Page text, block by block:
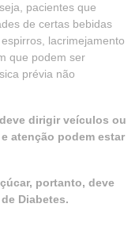
pacientes que
de certas bebidas
lacrimejamento
que podem ser
prévia não
dirigir veículos ou
atenção podem estar
portanto, deve
Diabetes.